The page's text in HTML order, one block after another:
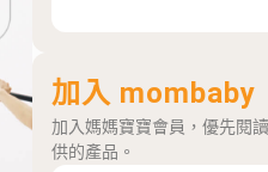
加入 mombaby
加入媽媽寶寶會員，優先閱
供的產品。